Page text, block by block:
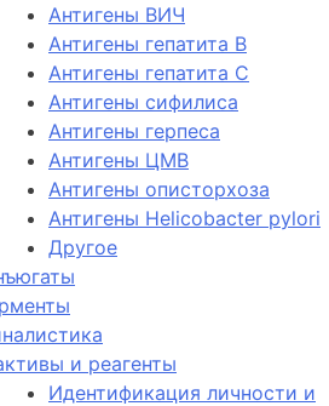
Антигены ВИЧ
Антигены гепатита B
Антигены гепатита C
Антигены сифилиса
Антигены герпеса
Антигены ЦМВ
Антигены описторхоза
Антигены Helicobacter pylori
Другое
и реагенты
Идентификация личности и